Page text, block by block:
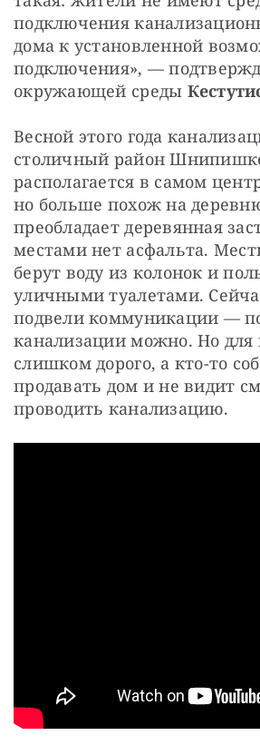
подключения
дома к установленной
подключения», —
окружающей среды
Весной этого года
столичный район
располагается в самом
но больше похож на
преобладает деревянная
местами нет асфальта.
берут воду из колонок и
уличными туалетами.
подвели коммуникации —
канализации можно. Но для
слишком дорого, а кто-то
продавать дом и не видит
проводить канализацию.